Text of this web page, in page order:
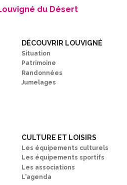
du Désert
DÉCOUVRIR LOUVIGNÉ
Situation
Patrimoine
Randonnées
Jumelages
CULTURE ET LOISIRS
Les équipements culturels
Les équipements sportifs
Les associations
L'agenda